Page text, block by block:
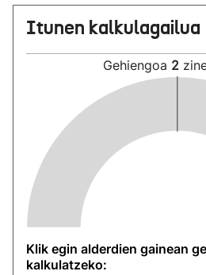
Itunen kalkulagailua
Gehiengoa 2
Klik egin alderdien gainean
kalkulatzeko: